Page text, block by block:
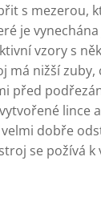
s mezerou,
je
vzory s
má nižší zuby,
před
lince
dobře
se požívá